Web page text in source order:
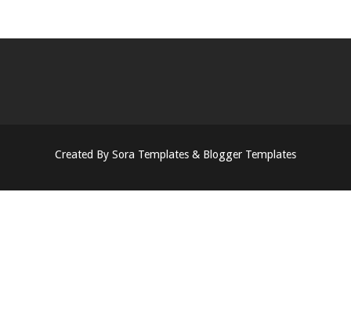
Created By Sora Templates & Blogger Templates